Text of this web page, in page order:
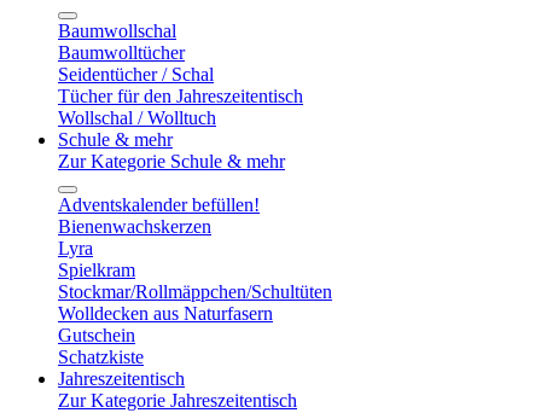
Baumwollschal
Baumwolltücher
Seidentücher / Schal
Tücher für den Jahreszeitentisch
Wollschal / Wolltuch
Schule & mehr
Zur Kategorie Schule & mehr
Adventskalender befüllen!
Bienenwachskerzen
Lyra
Spielkram
Stockmar/Rollmäppchen/Schultüten
Wolldecken aus Naturfasern
Gutschein
Schatzkiste
Jahreszeitentisch
Zur Kategorie Jahreszeitentisch